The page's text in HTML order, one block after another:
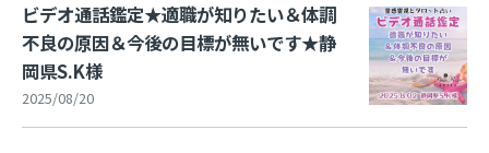
ビデオ通話鑑定★適職が知りたい＆体調
不良の原因＆今後の目標が無いです★静
岡県S.K様
2025/08/20